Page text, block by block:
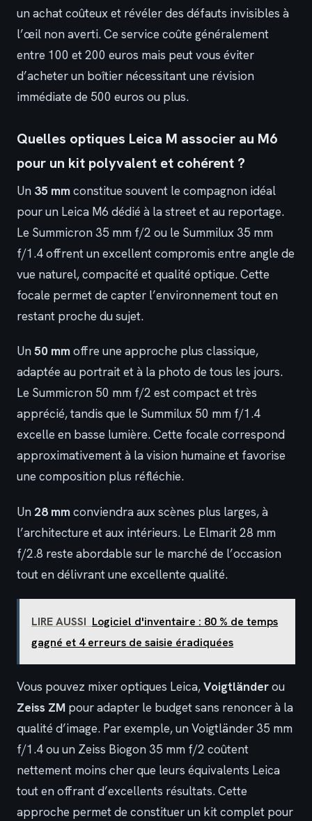
un achat coûteux et révéler des défauts invisibles à
l’œil non averti. Ce service coûte généralement
entre 100 et 200 euros mais peut vous éviter
d’acheter un boîtier nécessitant une révision
immédiate de 500 euros ou plus.
Quelles optiques Leica M associer au M6
pour un kit polyvalent et cohérent ?
Un 35 mmconstitue souvent le compagnon idéal
pour un Leica M6 dédié à la street et au reportage.
Le Summicron 35 mm f/2 ou le Summilux 35 mm
f/1.4 offrent un excellent compromis entre angle de
vue naturel, compacité et qualité optique. Cette
focale permet de capter l’environnement tout en
restant proche du sujet.
Un50 mmoffre une approche plus classique,
adaptée au portrait et à la photo de tous les jours.
Le Summicron 50 mm f/2 est compact et très
apprécié, tandis que le Summilux 50 mm f/1.4
excelle en basse lumière. Cette focale correspond
approximativement à la vision humaine et favorise
une composition plus réfléchie.
Un 28 mmconviendra aux scènes plus larges, à
l’architecture et aux intérieurs. Le Elmarit 28 mm
f/2.8 reste abordable sur le marché de l’occasion
tout en délivrant une excellente qualité.
LIRE AUSSI Logiciel d'inventaire : 80 % de temps
gagné et 4 erreurs de saisie éradiquées
Vous pouvez mixer optiques Leica,Voigtländerou
Zeiss ZM pour adapter le budget sans renoncer à la
qualité d’image. Par exemple, un Voigtländer 35 mm
f/1.4 ou un Zeiss Biogon 35 mm f/2 coûtent
nettement moins cher que leurs équivalents Leica
tout en offrant d’excellents résultats. Cette
approche permet de constituer un kit complet pour